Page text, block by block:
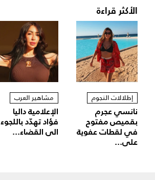
الأكثر قراءة
إطلالات النجوم
نانسي عجرم
بقميص مفتوح
في لقطات عفوية
على...
مشاهير العرب
الإعلامية داليا
فؤاد تهدّد باللجوء
الى القضاء...